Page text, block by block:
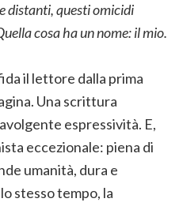
distanti, questi omicidi
cosa ha un nome: il mio.
il lettore dalla prima
Una scrittura
espressività. E,
eccezionale: piena di
umanità, dura e
stesso tempo, la